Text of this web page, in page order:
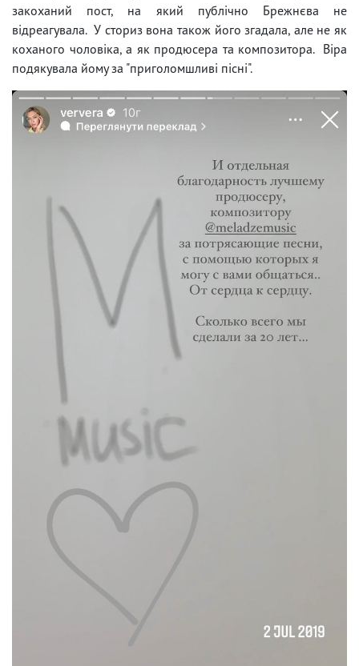
закоханий пост, на який публічно Брежнєва не
відреагувала. У сториз вона також його згадала, але не як
коханого чоловіка, а як продюсера та композитора. Віра
подякувала йому за "приголомшливі пісні".